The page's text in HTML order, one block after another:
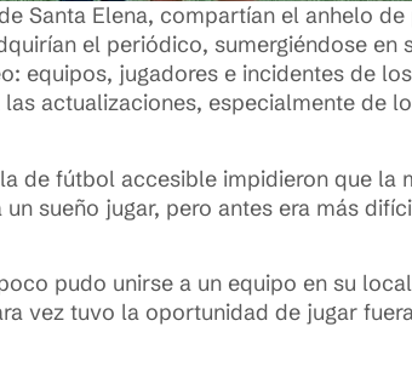
Santa Elena, compartían el anhelo
el periódico, sumergiéndose en
equipos, jugadores e incidentes de
actualizaciones, especialmente de
de fútbol accesible impidieron que la
sueño jugar, pero antes era más
pudo unirse a un equipo en su
vez tuvo la oportunidad de jugar